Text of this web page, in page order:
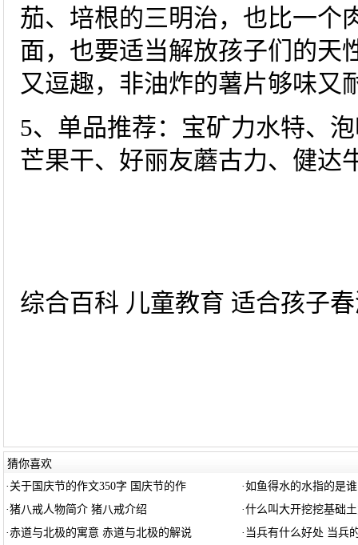
茄、培根的三明治，也比一个
面，也要适当解放孩子们的天
又逗趣，非油炸的薯片够味又
5、单品推荐：宝矿力水特、
芒果干、好丽友蘑古力、健达
综合百科 儿童教育 适合孩子
猜你喜欢
· 关于国庆节的作文350字 国庆节的作 ·如鱼得水的水指的是
·猪八戒人物简介 猪八戒介绍 ·什么叫大开挖挖基础
·赤道与北极的寓意 赤道与北极的解说 · 当兵有什么好处 当兵